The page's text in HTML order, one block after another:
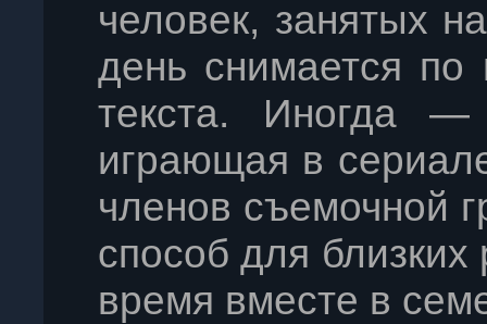
человек, занятых
день снимается по
текста. Иногда —
играющая в
членов съемочной
способ для близких
время вместе в